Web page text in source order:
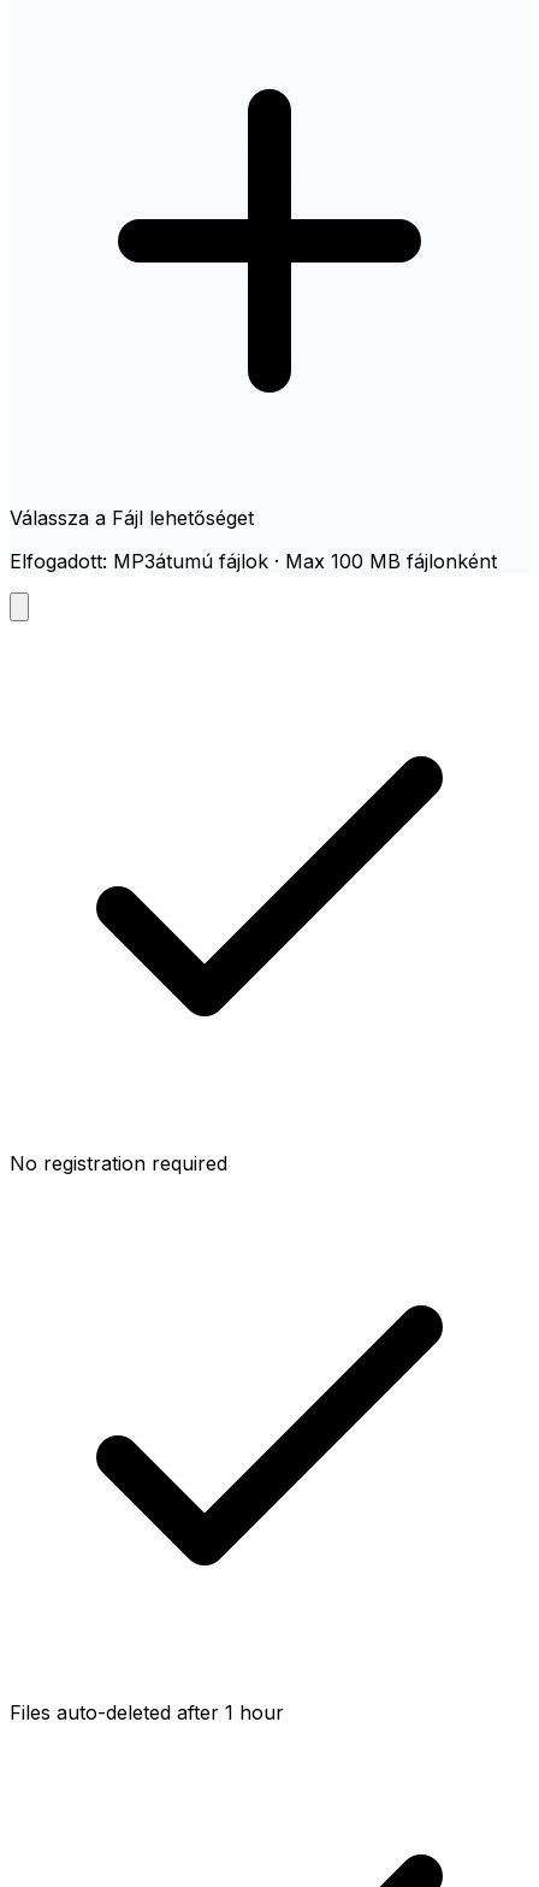
Válassza a Fájl lehetőséget
Elfogadott: MP3átumú fájlok · Max 100 MB fájlonként
No registration required
Files auto-deleted after 1 hour